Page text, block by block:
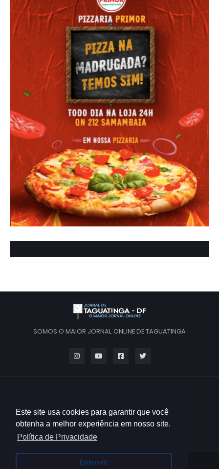
Este site usa cookies para garantir que você
obtenha a melhor experiência em nosso site.
Política de Privacidade
Entendi!
SOMOS O MAIOR JORNAL ONLINE DE TAGUATINGA